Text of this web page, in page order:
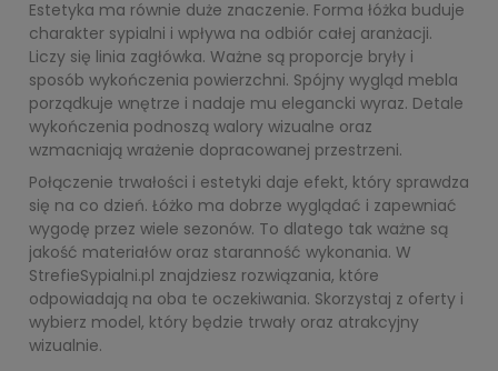
Estetyka ma równie duże znaczenie. Forma łóżka buduje
charakter sypialni i wpływa na odbiór całej aranżacji.
Liczy się linia zagłówka. Ważne są proporcje bryły i
sposób wykończenia powierzchni. Spójny wygląd mebla
porządkuje wnętrze i nadaje mu elegancki wyraz. Detale
wykończenia podnoszą walory wizualne oraz
wzmacniają wrażenie dopracowanej przestrzeni.
Połączenie trwałości i estetyki daje efekt, który sprawdza
się na co dzień. Łóżko ma dobrze wyglądać i zapewniać
wygodę przez wiele sezonów. To dlatego tak ważne są
jakość materiałów oraz staranność wykonania. W
StrefieSypialni.pl znajdziesz rozwiązania, które
odpowiadają na oba te oczekiwania. Skorzystaj z oferty i
wybierz model, który będzie trwały oraz atrakcyjny
wizualnie.